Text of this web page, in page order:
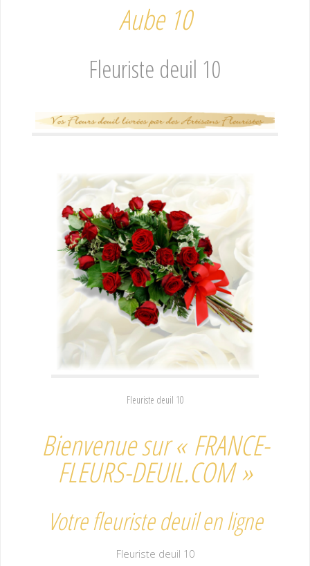
Aube 10
Fleuriste deuil 10
Fleuriste deuil 10
Bienvenue sur « FRANCE-
FLEURS-DEUIL.COM »
Votre fleuriste deuil en ligne
Fleuriste deuil 10